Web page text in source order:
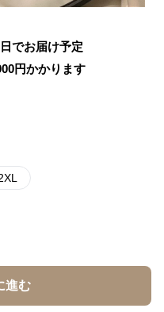
でお届け予定
円かかります
進む